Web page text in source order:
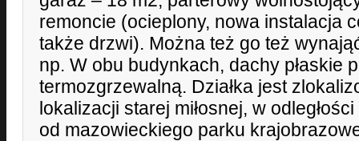
remoncie (ocieplony, nowa instalacja
także drzwi). Można też go też
np. W obu budynkach, dachy płaskie
termozgrzewalną. Działka jest
lokalizacji starej miłosnej, w
od mazowieckiego parku